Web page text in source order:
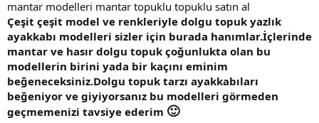
a
t
a
n
r
i
h
i
mantar modelleri mantar topuklu topuklu satın al
Çeşit çeşit model ve renkleriyle dolgu topuk yazlık
ayakkabı modelleri sizler için burada hanımlar.İçlerinde
mantar ve hasır dolgu topuk çoğunlukta olan bu
modellerin birini yada bir kaçını eminim
beğeneceksiniz.Dolgu topuk tarzı ayakkabıları
beğeniyor ve giyiyorsanız bu modelleri görmeden
geçmemenizi tavsiye ederim 🙂